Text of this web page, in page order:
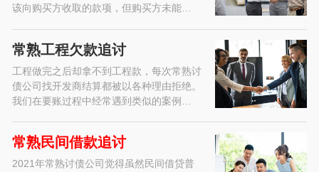
该向购买方收取的款项，但购买方未能…
常熟工程欠款追讨
工程做完之后却拿不到工程款，每次常熟讨
债公司找开发商结算都被以各种理由拒绝。
我们在要账过程中经常遇到类似的案例…
常熟民间借款追讨
2021年常熟讨债公司觉得虽然民间借贷普